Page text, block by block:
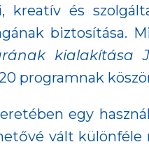
kreatív és
biztosítása.
kialakítása
programnak
egy
vált különféle